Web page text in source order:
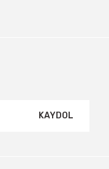
KAYDOL